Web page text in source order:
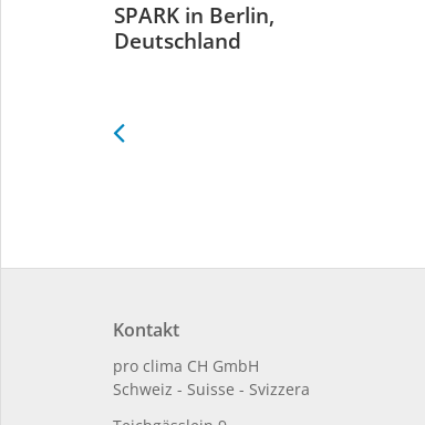
SPARK in Berlin,
Deutschland
Kontakt
pro clima CH GmbH
Schweiz - Suisse - Svizzera